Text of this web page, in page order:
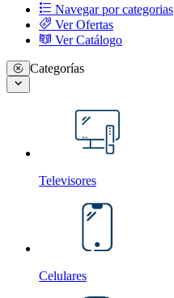
Navegar por categorias
Ver Ofertas
Ver Catálogo
Categorías
Televisores
Celulares